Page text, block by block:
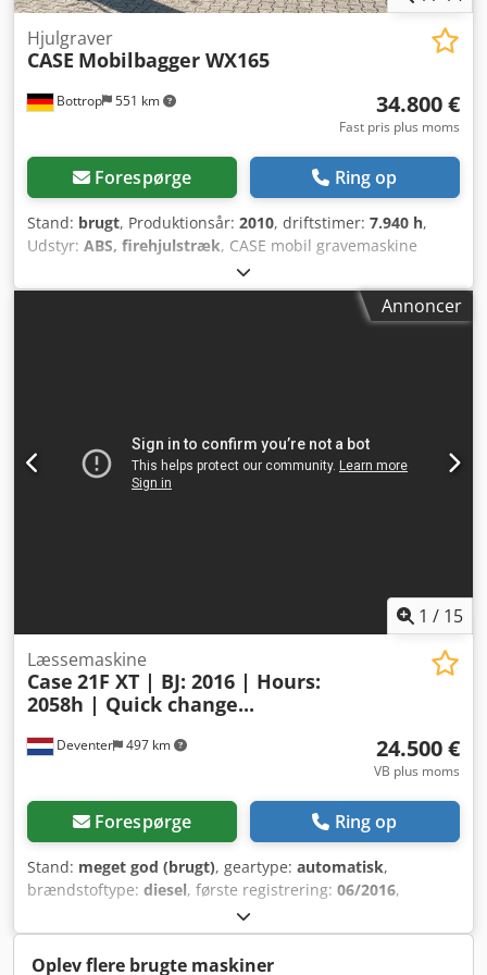
Bottrop 551 km
Hjulgraver
CASE Mobilbagger WX165
34.800 €
Fast pris plus moms
Forespørge Ring op
Stand: brugt, Produktionsår: 2010, driftstimer: 7.940 h,
Udstyr: ABS, firehjulstræk, CASE mobil gravemaskine
Type: WX165 (hydraulisk gravemaskine) Crjdpfszripcjx Agxjf
Typegodkendelsesnummer: N211 Motorfabrikant: Case
Motoreffekt: 105 kW Driftstimer: 7940 timer Tilladt
og mellemsalg forbeholdes.
Annoncer
1 / 15
Deventer 497 km
Læssemaskine
Case 21F XT | BJ: 2016 | Hours:
2058h | Quick change...
24.500 €
VB plus moms
Forespørge Ring op
Stand: meget god (brugt), geartype: automatisk,
brændstoftype: diesel, første registrering: 06/2016,
, driftstimer:
Yderligere muligheder og tilbehør = - Lukket kabine -
Radio/CD-afspiller = Bemærkninger = CASE 21F XT
Oplev flere brugte maskiner